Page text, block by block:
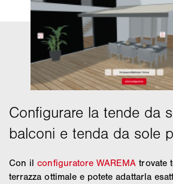
Con ilconfiguratore WAREMA trovate
terrazza ottimale e potete adattarla